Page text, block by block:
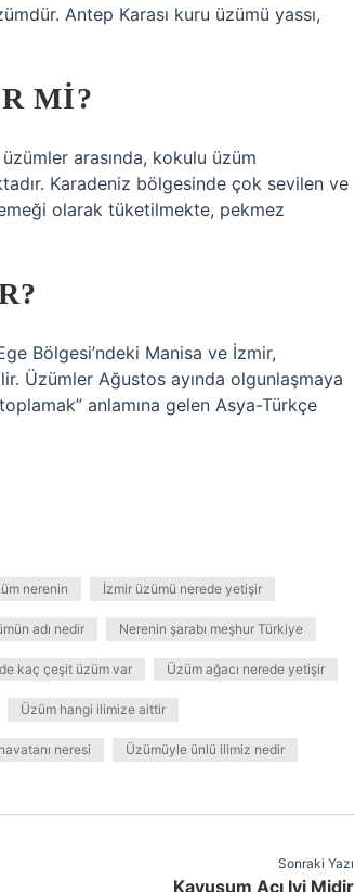
Antep Karası kuru üzümü yassı,
MI?
arasında, kokulu üzüm
Karadeniz bölgesinde çok sevilen ve
olarak tüketilmekte, pekmez
Bölgesi’ndeki Manisa ve İzmir,
Üzümler Ağustos ayında olgunlaşmaya
anlamına gelen Asya-Türkçe
nerenin İzmir üzümü nerede yetişir
adı nedir Nerenin şarabı meşhur Türkiye
kaç çeşit üzüm var Üzüm ağacı nerede yetişir
Üzüm hangi ilimize aittir
neresi Üzümüyle ünlü ilimiz nedir
Sonraki Yazı
Kavuşum Açı Iyi Midir